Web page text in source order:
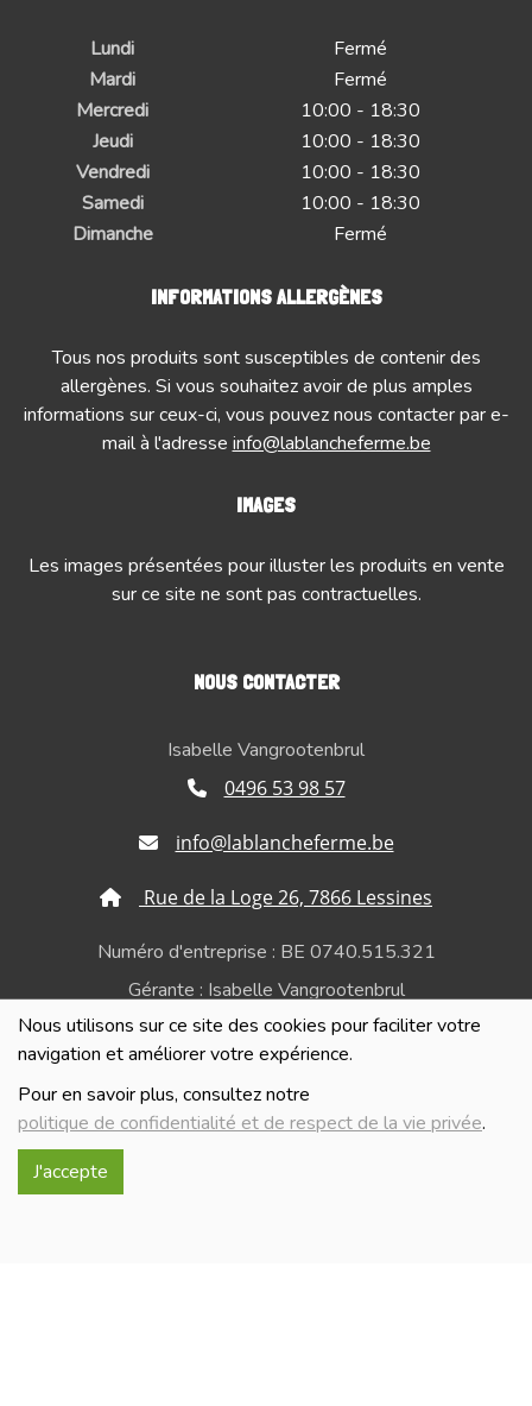
Nous utilisons sur ce site des cookies pour faciliter votre
navigation et améliorer votre expérience.
Pour en savoir plus, consultez notre
politique de confidentialité et de respect de la vie privée.
J'accepte
Lundi
Fermé
Mardi
Fermé
Mercredi
10:00 - 18:30
Jeudi
10:00 - 18:30
Vendredi
10:00 - 18:30
Samedi
10:00 - 18:30
Dimanche
Fermé
INFORMATIONS ALLERGÈNES
Tous nos produits sont susceptibles de contenir des
allergènes. Si vous souhaitez avoir de plus amples
informations sur ceux-ci, vous pouvez nous contacter par e-
mail à l'adresse info@lablancheferme.be
IMAGES
Les images présentées pour illuster les produits en vente
sur ce site ne sont pas contractuelles.
NOUS CONTACTER
Isabelle Vangrootenbrul
0496 53 98 57
info@lablancheferme.be
Rue de la Loge 26, 7866 Lessines
Numéro d'entreprise : BE 0740.515.321
Gérante : Isabelle Vangrootenbrul
Politique de confidentialité et de respect de la vie
privée